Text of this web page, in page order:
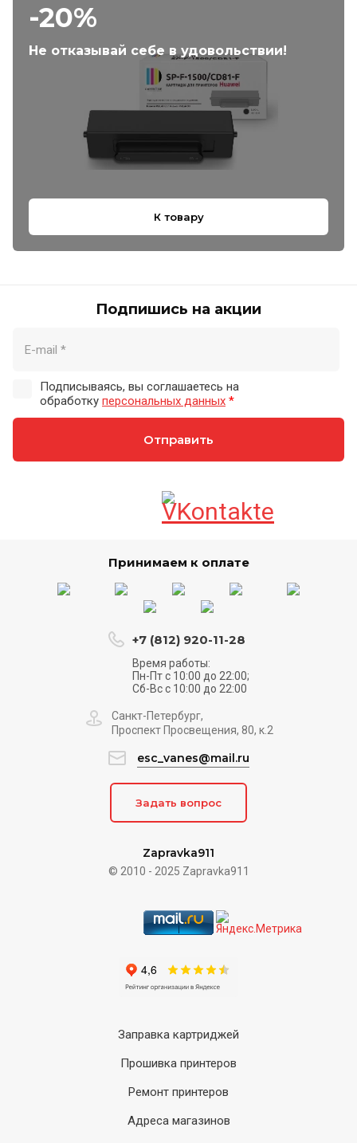
-20%
Не отказывай себе в удовольствии!
К товару
Подпишись на акции
Подписываясь, вы соглашаетесь на
обработку персональных данных *
Отправить
Принимаем к оплате
Zapravka911
© 2010 - 2025 Zapravka911
+7 (812) 920-11-28
Время работы:
Пн-Пт с 10:00 до 22:00;
Сб-Вс с 10:00 до 22:00
Санкт-Петербург,
Проспект Просвещения, 80, к.2
esc_vanes@mail.ru
Задать вопрос
Заправка картриджей
Прошивка принтеров
Ремонт принтеров
Адреса магазинов